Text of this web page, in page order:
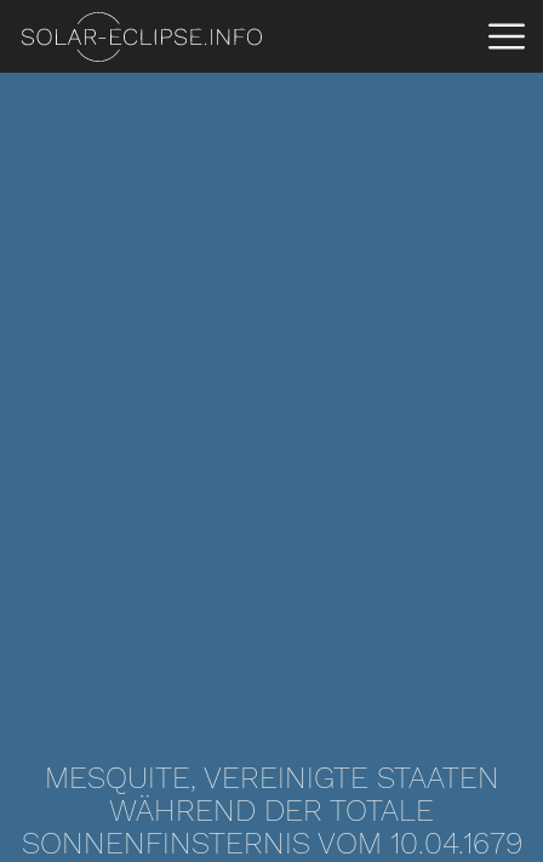
MESQUITE, VEREINIGTE STAATEN
WÄHREND DER TOTALE
SONNENFINSTERNIS VOM 10.04.1679